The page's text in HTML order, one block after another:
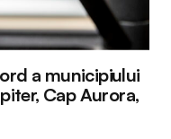
a municipiului
Cap Aurora,